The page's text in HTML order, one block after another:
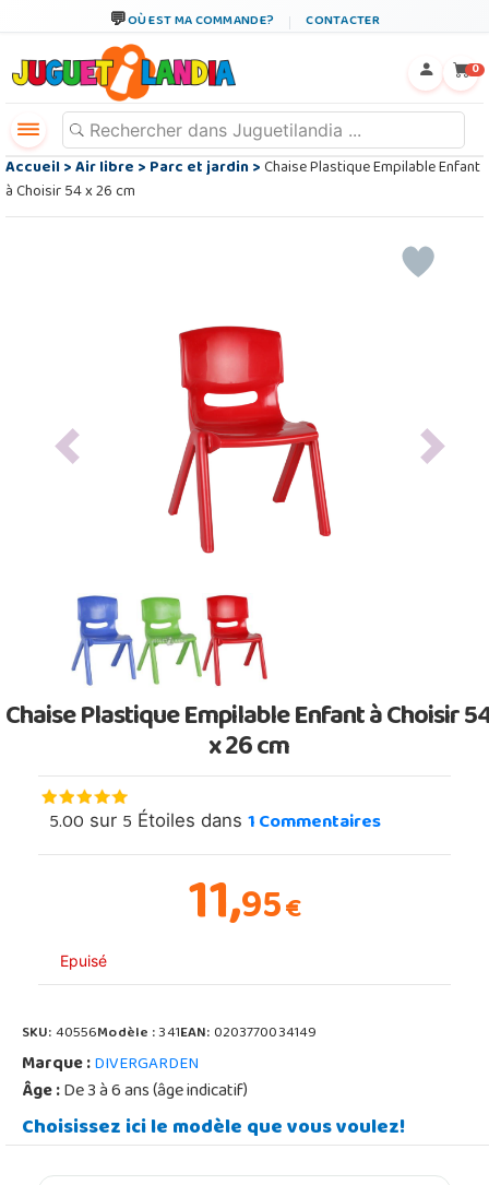
OÙ EST MA COMMANDE? CONTACTER
0
Accueil>Air libre>Parc et jardin>Chaise Plastique Empilable Enfant
à Choisir 54 x 26 cm
Previous Next
Chaise Plastique Empilable Enfant à Choisir
x 26 cm
5.00 sur 5 Étoiles dans 1Commentaires
11,95€
Epuisé
SKU:40556Modèle :341EAN:0203770034149
Marque :DIVERGARDEN
Âge :De 3 à 6 ans (âge indicatif)
Choisissez ici le modèle que vous voulez!